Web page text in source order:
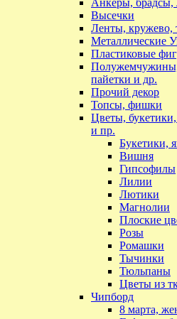
Высечки
Ленты, кружево,
Металлические
Пластиковые
Полужемчужины,
пайетки и др.
Прочий декор
Топсы, фишки
Цветы,
и пр.
Букетики,
Вишня
Гипсофилы
Лилии
Лютики
Магнолии
Плоские
Розы
Ромашки
Тычинки
Тюльпаны
Цветы из
Чипборд
8 марта,